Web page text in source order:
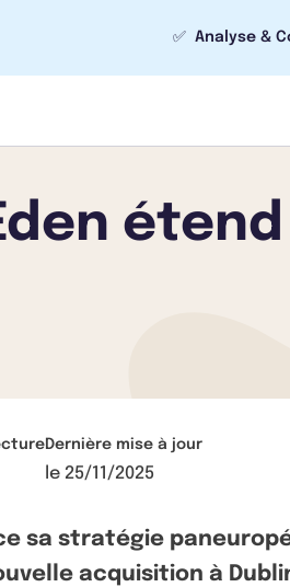
✅ Analyse &
Eden
Dernière mise à jour
le 25/11/2025
sa stratégie
acquisition à